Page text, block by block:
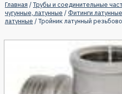
Главная /Трубы и соединительные
чугунные, латунные / Фитинги латунные
латунные / Тройник латунный